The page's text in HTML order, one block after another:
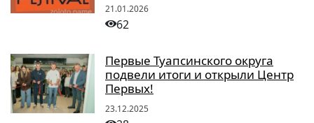
21.01.2026
62
Первые Туапсинского округа
подвели итоги и открыли Центр
Первых!
23.12.2025